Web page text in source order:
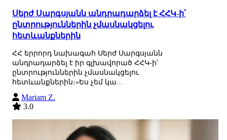
Սերժ Սարգսյանն անդրադարձել է ՀՀԿ-ի՝
ընտրություններին չմասնակցելու
հետևանքներին
ՀՀ երրորդ նախագահ Սերժ Սարգսյանն
անդրադարձել է իր գլխավորած ՀՀԿ-ի՝
ընտրություններին չմասնակցելու
հետևանքներին։«Ես չեմ կա...
Mariam Z.
3.0